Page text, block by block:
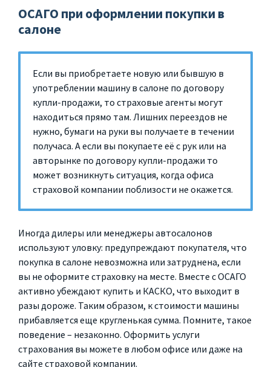
ОСАГО при оформлении покупки в
салоне
Если вы приобретаете новую или бывшую в
употреблении машину в салоне по договору
купли-продажи, то страховые агенты могут
находиться прямо там. Лишних переездов не
нужно, бумаги на руки вы получаете в течении
получаса. А если вы покупаете её с рук или на
авторынке по договору купли-продажи то
может возникнуть ситуация, когда офиса
страховой компании поблизости не окажется.
Иногда дилеры или менеджеры автосалонов
используют уловку: предупреждают покупателя, что
покупка в салоне невозможна или затруднена, если
вы не оформите страховку на месте. Вместе с ОСАГО
активно убеждают купить и КАСКО, что выходит в
разы дороже. Таким образом, к стоимости машины
прибавляется еще кругленькая сумма. Помните, такое
поведение – незаконно. Оформить услуги
страхования вы можете в любом офисе или даже на
сайте страховой компании.